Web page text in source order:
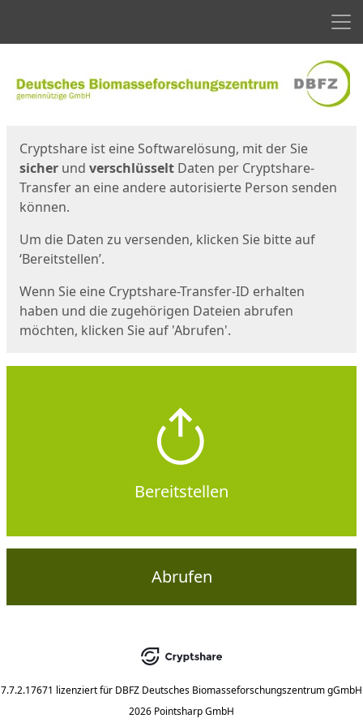
Cryptshare ist eine Softwarelösung, mit der Sie
sicher und verschlüsselt Daten per Cryptshare-
Transfer an eine andere autorisierte Person senden
können.
Um die Daten zu versenden, klicken Sie bitte auf
‘Bereitstellen’.
Wenn Sie eine Cryptshare-Transfer-ID erhalten
haben und die zugehörigen Dateien abrufen
möchten, klicken Sie auf 'Abrufen'.
Bereitstellen
Abrufen
7.7.2.17671 lizenziert für DBFZ Deutsches Biomasseforschungszentrum gGmbH
2026 Pointsharp GmbH